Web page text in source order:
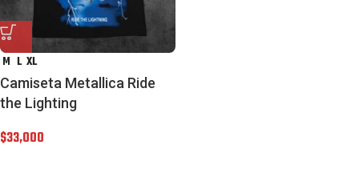
M L XL
Camiseta Metallica Ride
the Lighting
$33,000